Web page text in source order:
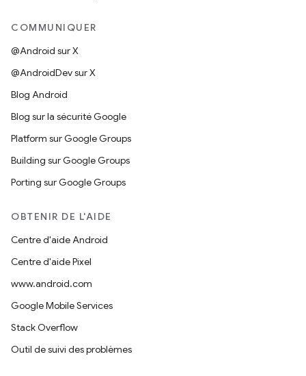
COMMUNIQUER
@Android sur X
@AndroidDev sur X
Blog Android
Blog sur la sécurité Google
Platform sur Google Groups
Building sur Google Groups
Porting sur Google Groups
OBTENIR DE L'AIDE
Centre d'aide Android
Centre d'aide Pixel
www.android.com
Google Mobile Services
Stack Overflow
Outil de suivi des problèmes